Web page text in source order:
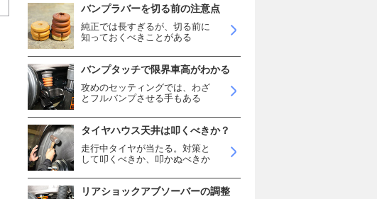
バンプラバーを切る前の注意点
純正では長すぎるが、切る前に
知っておくべきことがある
バンプタッチで限界車高がわかる
攻めのセッティングでは、わざ
とフルバンプさせる手もある
タイヤハウス天井は叩くべきか？
走行中タイヤが当たる。対策と
して叩くべきか、叩かぬべきか
リアショックアブソーバーの調整